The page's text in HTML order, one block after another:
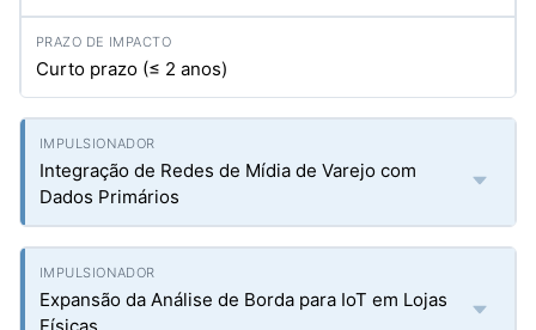
Curto prazo (≤ 2 anos)
Integração de Redes de Mídia de Varejo com
Dados Primários
Expansão da Análise de Borda para IoT em Lojas